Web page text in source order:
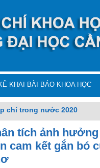
KHAI BÀI BÁO KHOA HỌC
chí trong nước 2020
tích ảnh
cam kết gắn bó